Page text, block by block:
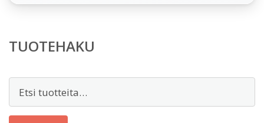
TUOTEHAKU